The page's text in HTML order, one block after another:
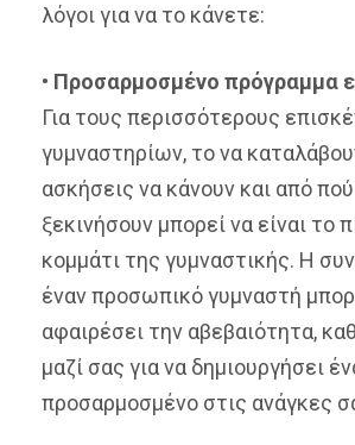
λόγοι για να το κάνετε:
• Προσαρμοσμένο πρόγραμμα
Για τους περισσότερους
γυμναστηρίων, το να
ασκήσεις να κάνουν και από
ξεκινήσουν μπορεί να είναι το
κομμάτι της γυμναστικής. Η
έναν προσωπικό γυμναστή
αφαιρέσει την αβεβαιότητα,
μαζί σας για να δημιουργήσει
προσαρμοσμένο στις ανάγκες